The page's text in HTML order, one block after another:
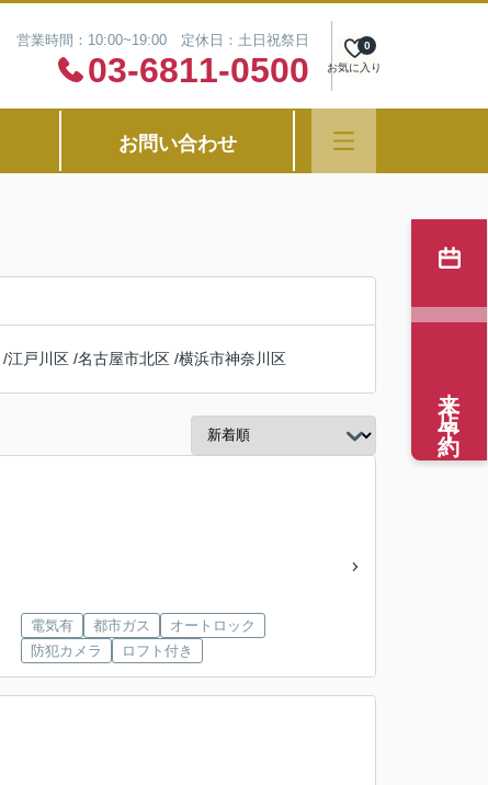
営業時間：10:00~19:00 定休日：土日祝祭日
03-6811-0500 お気に入り
0
お問い合わせ
/江戸川区 /名古屋市北区 /横浜市神奈川区
電気有 都市ガス
オートロック
防犯カメラ
ロフト付き
来店予約